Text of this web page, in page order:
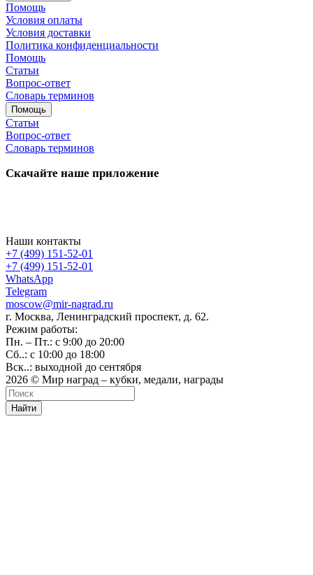
Помощь
Условия оплаты
Условия доставки
Политика конфиденциальности
Помощь
Статьи
Вопрос-ответ
Словарь терминов
Помощь
Статьи
Вопрос-ответ
Словарь терминов
Скачайте наше приложение
Наши контакты
+7 (499) 151-52-01
+7 (499) 151-52-01
WhatsApp
Telegram
moscow@mir-nagrad.ru
г. Москва, Ленинградский проспект, д. 62.
Режим работы:
Пн. – Пт.: с 9:00 до 20:00
Сб..: с 10:00 до 18:00
Вск..: выходной до сентября
2026 © Мир наград – кубки, медали, награды
Найти